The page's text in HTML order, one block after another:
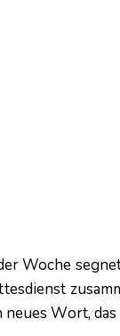
Woche
Wort,